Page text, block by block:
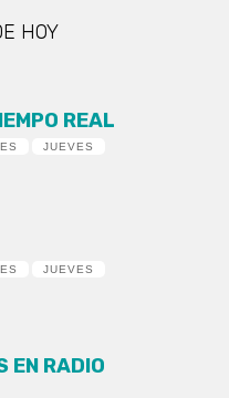
HOY
REAL
JUEVES
JUEVES
EN RADIO